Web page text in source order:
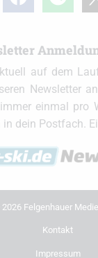
auf dem
Newsletter
einmal pro
in dein Postfach.
Felgenhauer
Kontakt
Impressum